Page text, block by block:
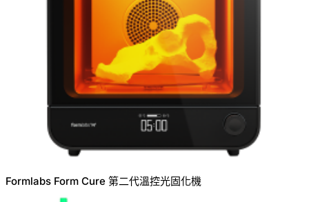
Formlabs Form Cure 第二代溫控光固化機